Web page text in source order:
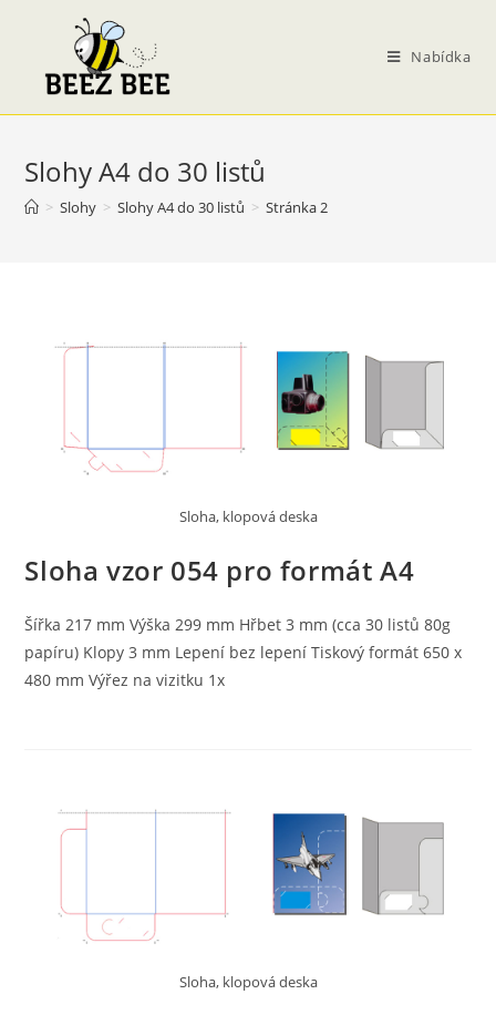
obsahu
Nabídka
Slohy A4 do 30 listů
> Slohy > Slohy A4 do 30 listů > Stránka 2
Sloha, klopová deska
Sloha vzor 054 pro formát A4
Šířka 217 mm Výška 299 mm Hřbet 3 mm (cca 30 listů 80g
papíru) Klopy 3 mm Lepení bez lepení Tiskový formát 650 x
480 mm Výřez na vizitku 1x
Sloha, klopová deska